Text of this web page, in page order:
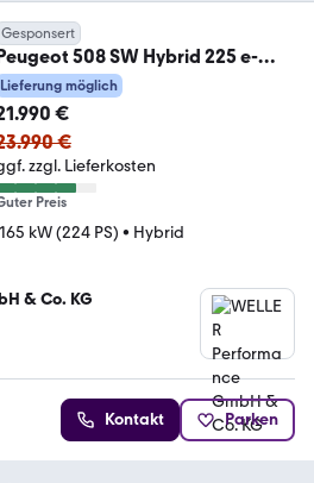
Gesponsert
508 SW Hybrid 225 e-
ActivePack *SHZ*CAM*Nav
Lieferung möglich
€
€
zzgl. Lieferkosten
Preis
165 kW (224 PS) • Hybrid
& Co. KG
Kontakt Parken